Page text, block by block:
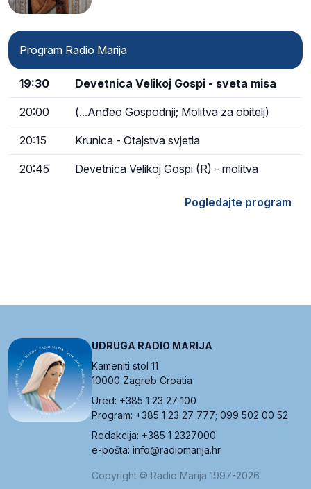
Program Radio Marija
19:30 Devetnica Velikoj Gospi - sveta misa
20:00 (...Anđeo Gospodnji; Molitva za obitelj)
20:15 Krunica - Otajstva svjetla
20:45 Devetnica Velikoj Gospi (R) - molitva
Pogledajte program
UDRUGA RADIO MARIJA
Kameniti stol 11
10000 Zagreb Croatia
Ured: +385 1 23 27 100
Program: +385 1 23 27 777; 099 502 00 52
Redakcija: +385 1 2327000
e-pošta: info@radiomarija.hr
Copyright © Radio Marija 1997-2026